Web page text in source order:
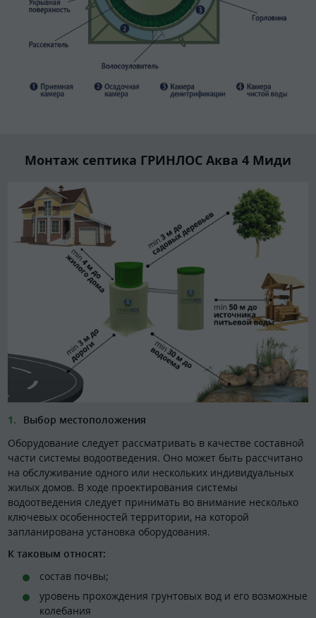
Монтаж септика ГРИНЛОС Аква 4 Миди
Выбор местоположения
Оборудование следует рассматривать в качестве составной
части системы водоотведения. Оно может быть рассчитано
на обслуживание одного или нескольких индивидуальных
жилых домов. В ходе проектирования системы
водоотведения следует принимать во внимание несколько
ключевых особенностей территории, на которой
запланирована установка оборудования.
К таковым относят:
состав почвы;
уровень прохождения грунтовых вод и его возможные
колебания